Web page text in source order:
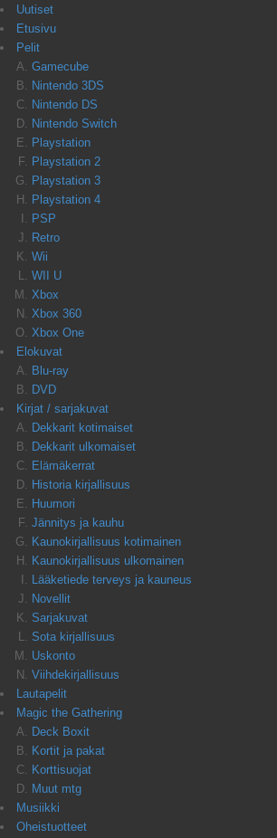
Uutiset
Etusivu
Pelit
Gamecube
Nintendo 3DS
Nintendo DS
Nintendo Switch
Playstation
Playstation 2
Playstation 3
Playstation 4
PSP
Retro
Wii
WII U
Xbox
Xbox 360
Xbox One
Elokuvat
Blu-ray
DVD
Kirjat / sarjakuvat
Dekkarit kotimaiset
Dekkarit ulkomaiset
Elämäkerrat
Historia kirjallisuus
Huumori
Jännitys ja kauhu
Kaunokirjallisuus kotimainen
Kaunokirjallisuus ulkomainen
Lääketiede terveys ja kauneus
Novellit
Sarjakuvat
Sota kirjallisuus
Uskonto
Viihdekirjallisuus
Lautapelit
Magic the Gathering
Deck Boxit
Kortit ja pakat
Korttisuojat
Muut mtg
Musiikki
Oheistuotteet